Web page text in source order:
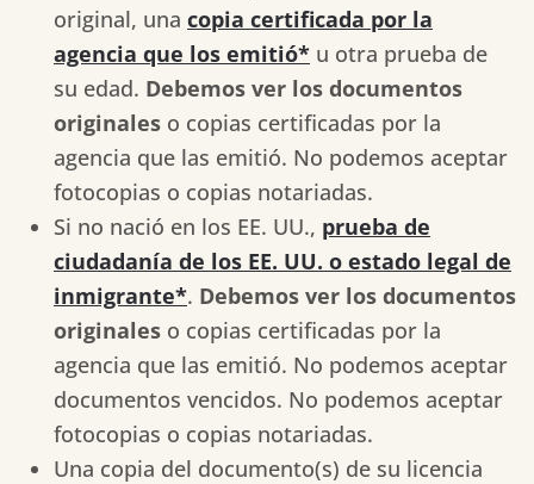
original, una copia certificada por la
agencia que los emitió* u otra prueba de
su edad. Debemos ver los documentos
originales o copias certificadas por la
agencia que las emitió. No podemos aceptar
fotocopias o copias notariadas.
Si no nació en los EE. UU., prueba de
ciudadanía de los EE. UU. o estado legal de
inmigrante*. Debemos ver los documentos
originales o copias certificadas por la
agencia que las emitió. No podemos aceptar
documentos vencidos. No podemos aceptar
fotocopias o copias notariadas.
Una copia del documento(s) de su licencia